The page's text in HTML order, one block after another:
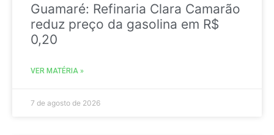
Guamaré: Refinaria Clara Camarão
reduz preço da gasolina em R$
0,20
VER MATÉRIA »
7 de agosto de 2026